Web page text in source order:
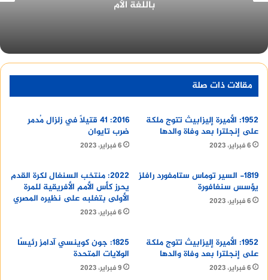
و من أهم أعمالها في عالم السينما و التلفزيون كما
رصد : “يوم سعيد”، “رصاصة في القلب”، “أول الشهر”،
“ملائكة في جهنم”، “أبو زيد الهلالي”، “كانت ملاكا”،
“الهانم”، “القناع الأحمر”، “خلود”، “المليونيرة الصغيرة”،
“اليتيمين”، “نحو المجد”، “بيومي افندي”، “ست
البيت”، “أخلاق للبيع”، “بابا أمين”، “لك يوم يا ظالم”،
“ابن النيل”، “وداعاٌ يا غرامي”، “أنا بنت ناس”، “كأس
العذاب”، “المنزل رقم 13”.
موقف فاتن حمامة مع الرئيس الراحل
جمال عبدالناصر
الأهلي في بطولة كاس العالم للاندية
مقالات ذات صلة
1952: الأميرة إليزابيث تتوج ملكة
على إنجلترا بعد وفاة والدها
6 فبراير، 2023
2016: 41 قتيلًا في زلزال مُدمر
ضرب تايوان
6 فبراير، 2023
1819- السير توماس ستامفورد رافلز
يؤسس سنغافورة
6 فبراير، 2023
2022: منتخب السنغال لكرة القدم
يحرز كأس الأمم الأفريقية للمرة
الأولى بتغلبه على نظيره المصري
6 فبراير، 2023
1952: الأميرة إليزابيث تتوج ملكة
على إنجلترا بعد وفاة والدها
6 فبراير، 2023
1825: جون كوينسي آدامز رئيسًا
الولايات المتحدة
9 فبراير، 2023